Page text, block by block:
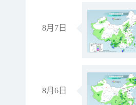
8月7日
8月6日